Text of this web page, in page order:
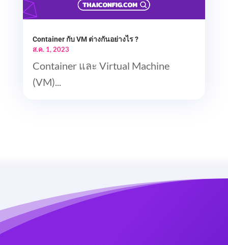
Container กับ VM ต่างกันอย่างไร ?
ส.ค. 1, 2023
Container และ Virtual Machine
(VM)...